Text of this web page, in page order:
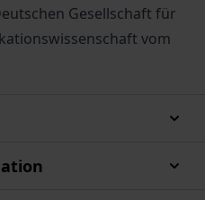
Gesellschaft für
vom